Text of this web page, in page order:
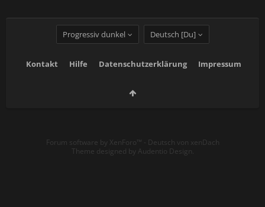
Progressiv dunkel Deutsch [Du]
Kontakt Hilfe Datenschutzerklärung Impressum
Forum software by XenForo™ - Deutsch von xenDach
Theme designed by Audentio Design.